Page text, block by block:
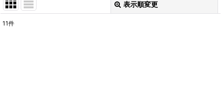
表示順変更
11件